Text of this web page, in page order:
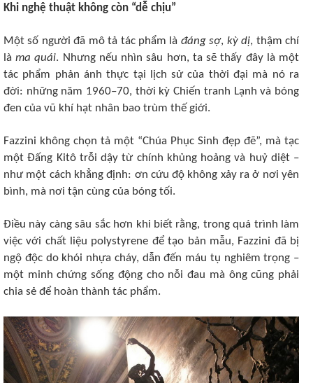
Khi nghệ thuật không còn “dễ chịu”​
Một số người đã mô tả tác phẩm là đáng sợ, kỳ dị, thậm chí
làma quái. Nhưng nếu nhìn sâu hơn, ta sẽ thấy đây là một
tác phẩm phản ánh thực tại lịch sử của thời đại mà nó ra
đời: những năm 1960–70, thời kỳ Chiến tranh Lạnh và bóng
đen của vũ khí hạt nhân bao trùm thế giới.
Fazzini không chọn tả một “Chúa Phục Sinh đẹp đẽ”, mà tạc
một Đấng Kitô trỗi dậy từ chính khủng hoảng và huỷ diệt –
như một cách khẳng định: ơn cứu độ không xảy ra ở nơi yên
bình, mà nơi tận cùng của bóng tối.
Điều này càng sâu sắc hơn khi biết rằng, trong quá trình làm
việc với chất liệu polystyrene để tạo bản mẫu, Fazzini đã bị
ngộ độc do khói nhựa cháy, dẫn đến máu tụ nghiêm trọng –
một minh chứng sống động cho nỗi đau mà ông cũng phải
chia sẻ để hoàn thành tác phẩm.